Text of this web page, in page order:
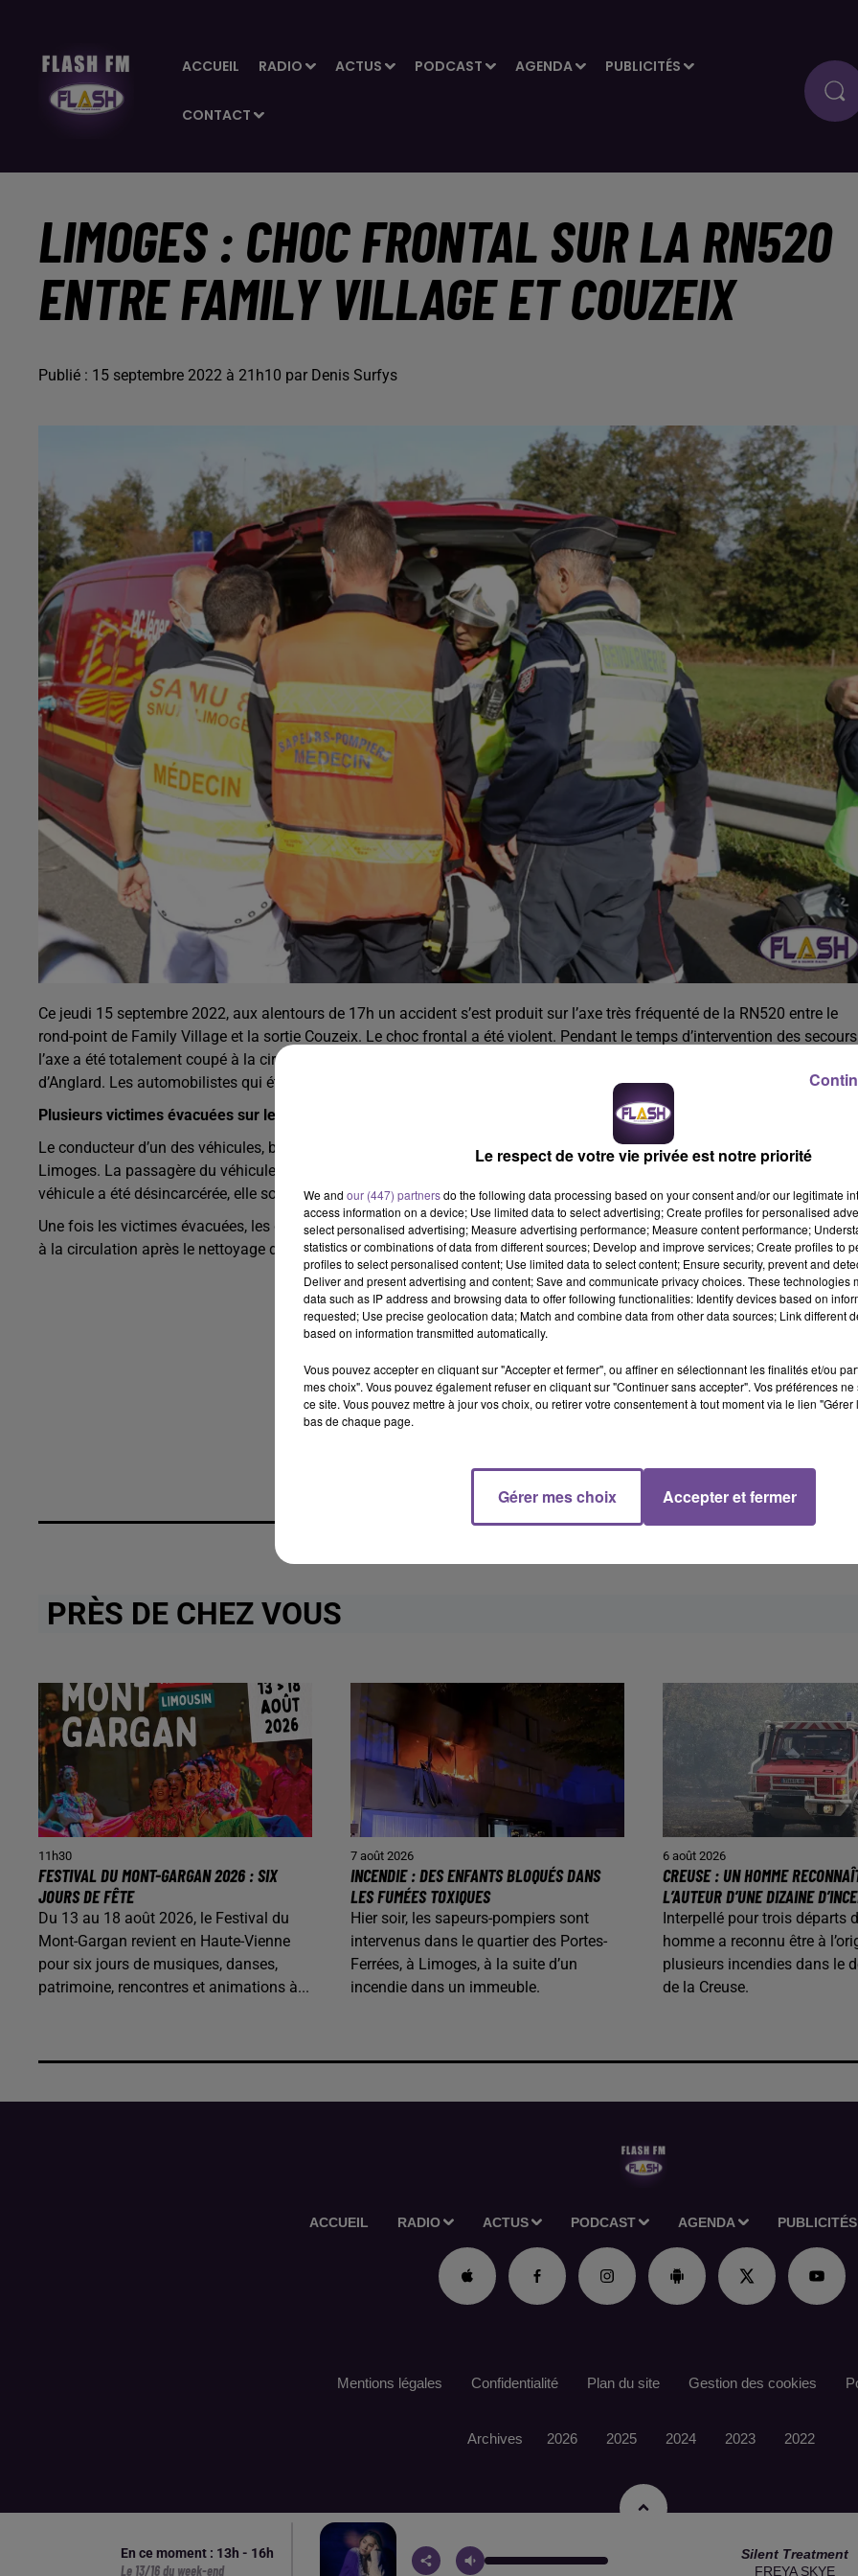
ACCUEIL RADIO ACTUS PODCAST AGENDA PUBLICITÉS
CONTACT
LIMOGES : CHOC FRONTAL SUR LA RN520
ENTRE FAMILY VILLAGE ET COUZEIX
Publié : 15 septembre 2022 à 21h10 par Denis Surfys
Ce jeudi 15 septembre 2022, aux alentours de 17h un accident s’est produit sur l’axe très fréquenté de la RN520 entre le
rond-point de Family Village et la sortie Couzeix. Le choc frontal a été violent. Pendant le temps d’intervention des secours
l’axe a été totalement coupé à la circulation. Des déviations ont été mise en place au rond-point de Family Village et
d’Anglard. Les automobilistes qui étaient bloqués à cause de l'accident ont été reconduits dans le sens opposé.
Plusieurs victimes évacuées sur le CHU
Le conducteur d’un des véhicules, blessé sérieusement à une jambe, a été extrait et transporté par le SAMU au CHU de
Limoges. La passagère du véhicule percuté souffrait de douleurs lombaires et aux jambes. La conductrice du second
véhicule a été désincarcérée, elle souffre de traumatismes aux jambes et à la hanche.
Une fois les victimes évacuées, les dépanneurs ont procédé à l’enlèvement des deux véhicules accidentés. L’axe a été
à la circulation après le nettoyage des agents de la DIRCO.
PRÈS DE CHEZ VOUS
11h30
FESTIVAL DU MONT-GARGAN 2026 : SIX
JOURS DE FÊTE
Du 13 au 18 août 2026, le Festival du
Mont-Gargan revient en Haute-Vienne
pour six jours de musiques, danses,
patrimoine, rencontres et animations à...
7 août 2026
INCENDIE : DES ENFANTS BLOQUÉS DANS
LES FUMÉES TOXIQUES
Hier soir, les sapeurs-pompiers sont
intervenus dans le quartier des Portes-
Ferrées, à Limoges, à la suite d’un
incendie dans un immeuble.
6 août 2026
CREUSE : UN HOMME
L’AUTEUR D’UNE DIZAINE
Interpellé pour trois départs
homme a reconnu être à
plusieurs incendies dans le
de la Creuse.
ACCUEIL RADIO ACTUS PODCAST AGENDA PUBLICITÉS
En ce moment : 13h - 16h
Le 13/16 du week-end
Silent Treatment
FREYA SKYE
Mentions légales Confidentialité Plan du site Gestion des cookies
Archives 2026 2025 2024 2023 2022
Le respect de votre vie privée est notre priorité
We and our (447) partnersdo the following data processing based on your consent and/or our legitimate
access information on a device; Use limited data to select advertising; Create profiles for personalised
select personalised advertising; Measure advertising performance; Measure content performance;
statistics or combinations of data from different sources; Develop and improve services; Create profiles to
profiles to select personalised content; Use limited data to select content; Ensure security, prevent and
Deliver and present advertising and content; Save and communicate privacy choices. These technologies
data such as IP address and browsing data to offer following functionalities: Identify devices based on
requested; Use precise geolocation data; Match and combine data from other data sources; Link different
based on information transmitted automatically.
Vous pouvez accepter en cliquant sur "Accepter et fermer", ou affiner en sélectionnant les finalités et/ou
mes choix". Vous pouvez également refuser en cliquant sur "Continuer sans accepter". Vos préférences
ce site. Vous pouvez mettre à jour vos choix, ou retirer votre consentement à tout moment via le lien
bas de chaque page.
Gérer mes choix Accepter et fermer